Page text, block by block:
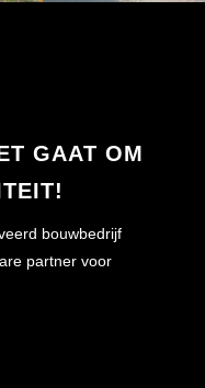
GAAT OM
bouwbedrijf
partner voor